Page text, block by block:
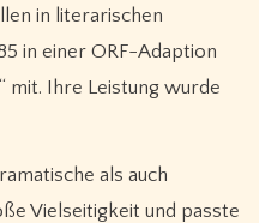
in literarischen
in einer ORF-Adaption
mit. Ihre Leistung wurde
als auch
Vielseitigkeit und passte